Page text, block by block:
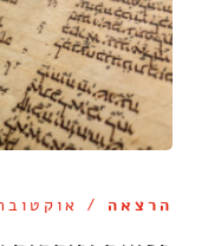
הרצאה / אוקטובר